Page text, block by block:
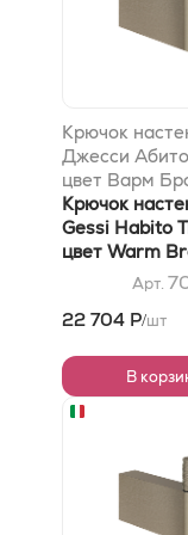
Крючок
Джесси
цвет Варм
Крючок
Gessi Habito
цвет Warm
Арт.
22 704 Р/шт
В